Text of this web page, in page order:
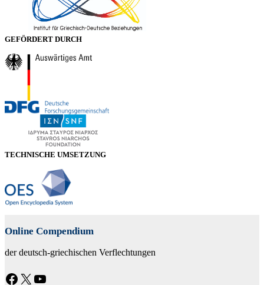
GEFÖRDERT DURCH
TECHNISCHE UMSETZUNG
Online Compendium
der deutsch-griechischen Verflechtungen
Facebook X YouTube